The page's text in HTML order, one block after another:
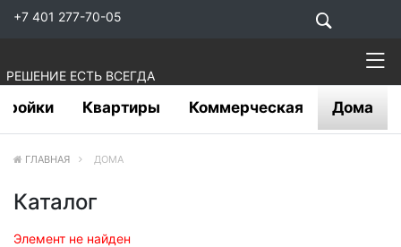
+7 401 277-70-05
РЕШЕНИЕ ЕСТЬ ВСЕГДА
Квартиры Коммерческая Дома
ГЛАВНАЯ ДОМА
Каталог
Элемент не найден